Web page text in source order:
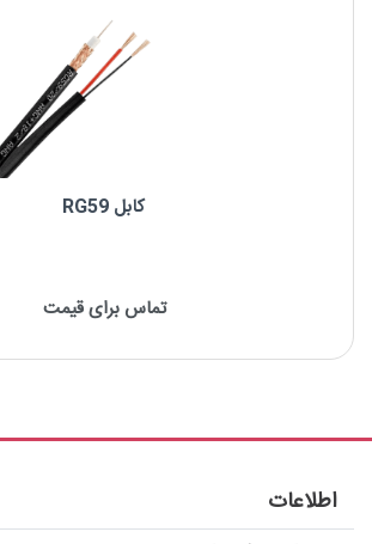
کابل RG59
انعطاف‌پذیری بالایی دارد
تماس برای قیمت
اطلاعات